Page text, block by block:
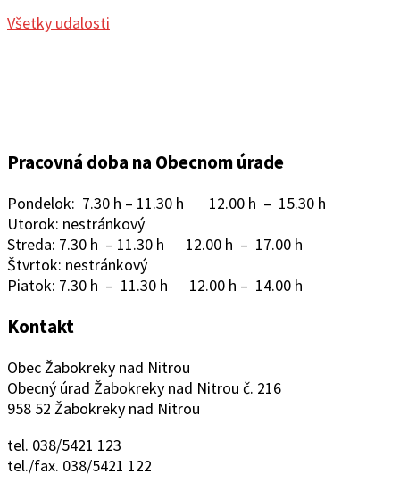
Všetky udalosti
Pracovná doba na Obecnom úrade
Pondelok: 7.30 h – 11.30 h 12.00 h – 15.30 h
Utorok: nestránkový
Streda: 7.30 h – 11.30 h 12.00 h – 17.00 h
Štvrtok: nestránkový
Piatok: 7.30 h – 11.30 h 12.00 h – 14.00 h
Kontakt
Obec Žabokreky nad Nitrou
Obecný úrad Žabokreky nad Nitrou č. 216
958 52 Žabokreky nad Nitrou
tel. 038/5421 123
tel./fax. 038/5421 122